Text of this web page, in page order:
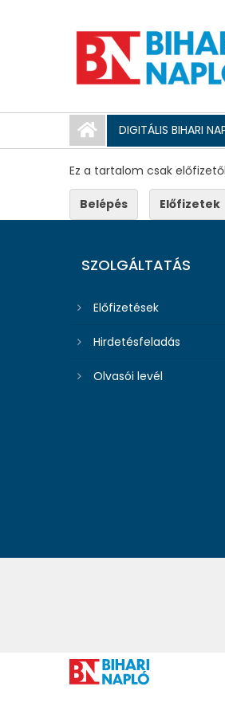
DIGITÁLIS BIHARI
Ez a tartalom csak
Belépés Előfizetek
SZOLGÁLTATÁS
Előfizetések
Hirdetésfeladás
Olvasói levél